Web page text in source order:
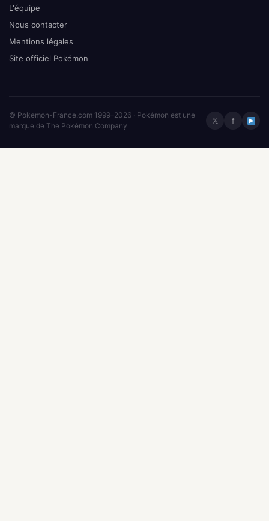
L'équipe
Nous contacter
Mentions légales
Site officiel Pokémon
© Pokemon-France.com 1999–2026 · Pokémon est une
marque de The Pokémon Company
𝕏 f